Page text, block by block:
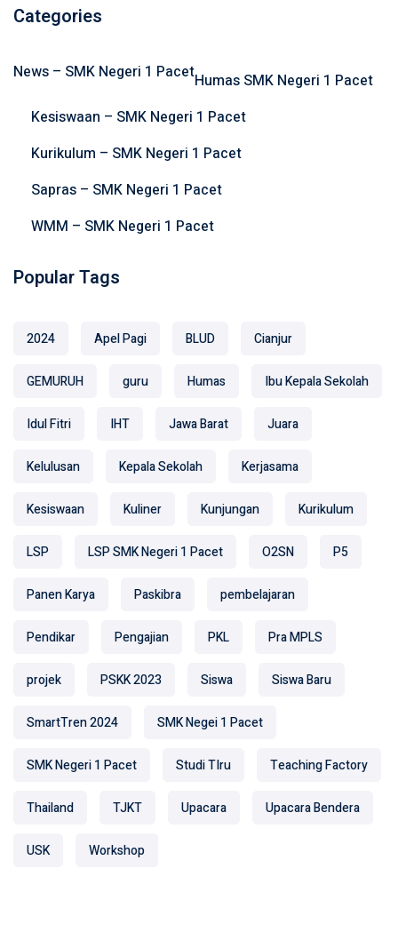
r
f
Categories
News – SMK Negeri 1 PacetHumas SMK Negeri 1 Pacet
Kesiswaan – SMK Negeri 1 Pacet
Kurikulum – SMK Negeri 1 Pacet
Sapras – SMK Negeri 1 Pacet
WMM – SMK Negeri 1 Pacet
Popular Tags
2024 Apel Pagi BLUD Cianjur
GEMURUH guru Humas Ibu Kepala Sekolah
Idul Fitri IHT Jawa Barat Juara
Kelulusan Kepala Sekolah Kerjasama
Kesiswaan Kuliner Kunjungan Kurikulum
LSP LSP SMK Negeri 1 Pacet O2SN P5
Panen Karya Paskibra pembelajaran
Pendikar Pengajian PKL Pra MPLS
projek PSKK 2023 Siswa Siswa Baru
SmartTren 2024 SMK Negei 1 Pacet
SMK Negeri 1 Pacet Studi TIru Teaching Factory
Thailand TJKT Upacara Upacara Bendera
USK Workshop